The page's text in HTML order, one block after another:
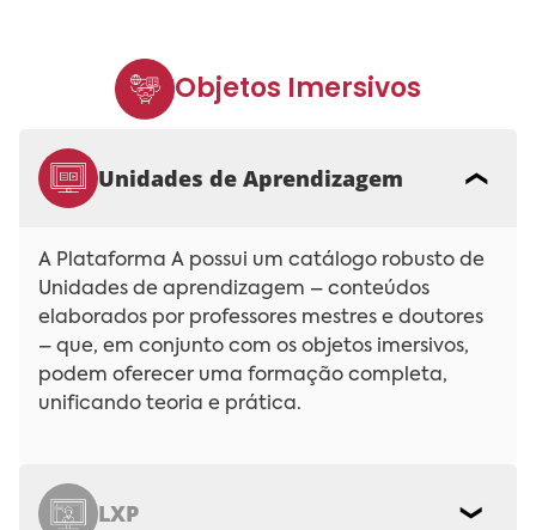
Objetos Imersivos
Unidades de Aprendizagem
A Plataforma A possui um catálogo robusto de
Unidades de aprendizagem – conteúdos
elaborados por professores mestres e doutores
– que, em conjunto com os objetos imersivos,
podem oferecer uma formação completa,
unificando teoria e prática.
LXP